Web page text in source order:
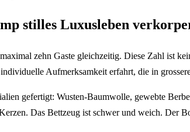
stilles Luxusleben
zehn Gaste gleichzeitig. Diese Zahl ist
Aufmerksamkeit erfahrt, die in
gefertigt: Wusten-Baumwolle, gewebte
Das Bettzeug ist schwer und weich. Der